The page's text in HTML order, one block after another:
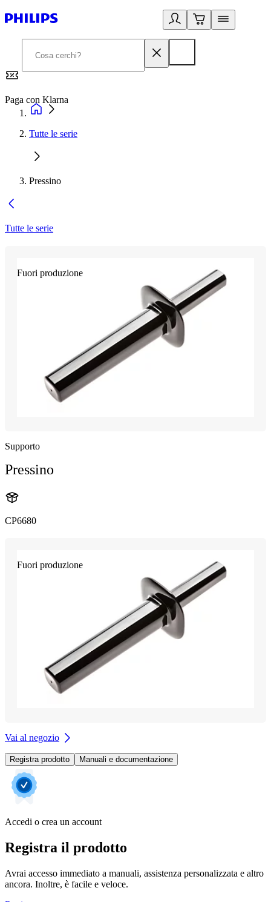
Paga con Klarna
Tutte le serie
Pressino
Tutte le serie
Fuori produzione
Supporto
Pressino
CP6680
Fuori produzione
Vai al negozio
Registra prodotto Manuali e documentazione
Accedi o crea un account
Registra il prodotto
Avrai accesso immediato a manuali, assistenza personalizzata e altro
ancora. Inoltre, è facile e veloce.